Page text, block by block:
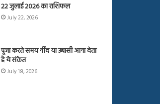
22 जुलाई 2026 का राशिफल
July 22, 2026
पूजा करते समय नींद या उबासी आना देता
है ये संकेत
July 18, 2026